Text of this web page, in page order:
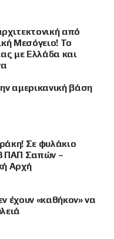
από
Μεσόγειο! Το
με Ελλάδα και
αμερικανική βάση
Σε φυλάκιο
ΠΑΠ Σαπών –
Αρχή
έχουν «καθήκον» να